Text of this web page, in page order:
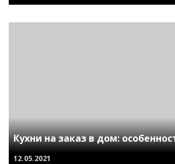
Кухни на заказ в дом:
12.05.2021